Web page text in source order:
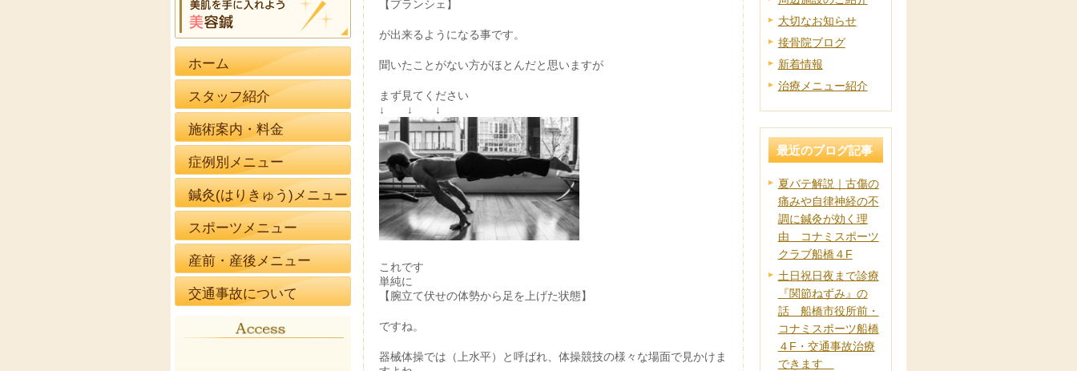
【プランシェ】
が出来るようになる事です。
聞いたことがない方がほとんだと思いますが
まず見てください
↓ ↓ ↓
これです
単純に
【腕立て伏せの体勢から足を上げた状態】
ですね。
器械体操では（上水平）と呼ばれ、体操競技の様々な場面で見かけま
大切なお知らせ
接骨院ブログ
新着情報
治療メニュー紹介
最近のブログ記事
夏バテ解説｜古傷の
痛みや自律神経の不
調に鍼灸が効く理
由 コナミスポーツ
クラブ船橋４F
土日祝日夜まで診療
『関節ねずみ』の
話 船橋市役所前・
コナミスポーツ船橋
４F・交通事故治療
できます
ホーム
スタッフ紹介
施術案内・料金
症例別メニュー
鍼灸(はりきゅう)メニュー
スポーツメニュー
産前・産後メニュー
交通事故について